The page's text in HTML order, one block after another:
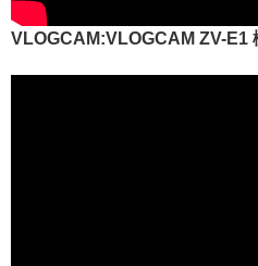
VLOGCAM:VLOGCAM ZV-E1